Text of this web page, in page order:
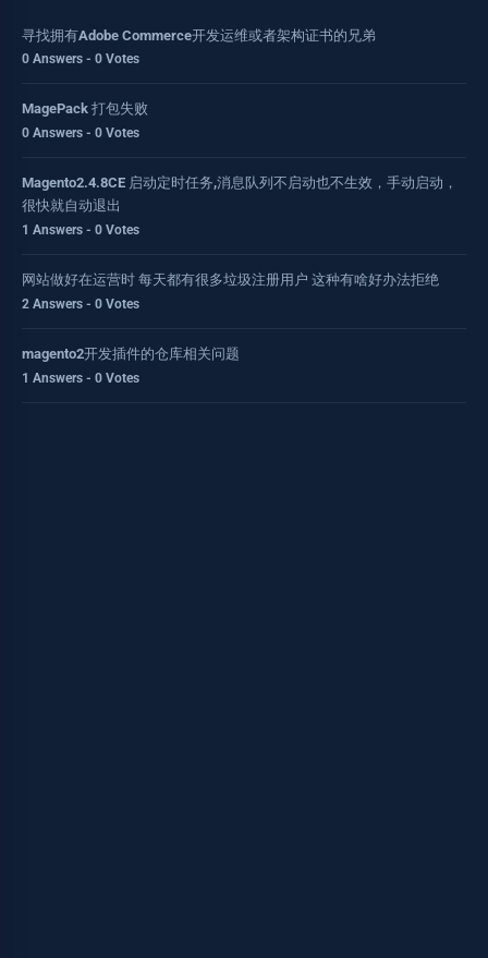
寻找拥有Adobe Commerce开发运维或者架构证书的兄弟
0 Answers - 0 Votes
MagePack 打包失败
0 Answers - 0 Votes
Magento2.4.8CE 启动定时任务,消息队列不启动也不生效，手动启动，
很快就自动退出
1 Answers - 0 Votes
网站做好在运营时 每天都有很多垃圾注册用户 这种有啥好办法拒绝
2 Answers - 0 Votes
magento2开发插件的仓库相关问题
1 Answers - 0 Votes